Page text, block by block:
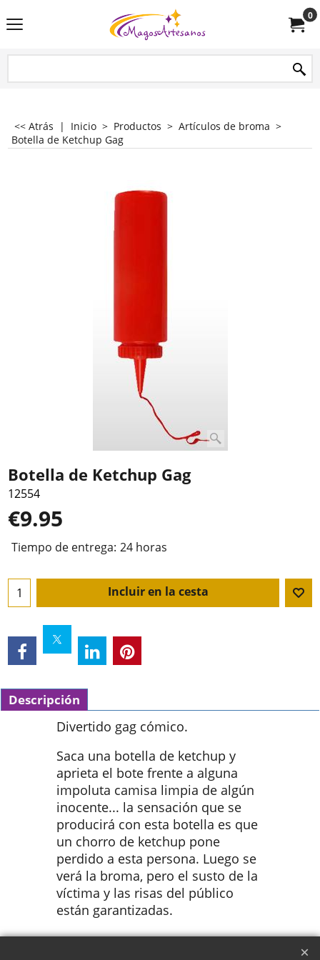
0
<< Atrás | Inicio > Productos > Artículos de broma >
Botella de Ketchup Gag
Botella de Ketchup Gag
12554
€9.95
Tiempo de entrega: 24 horas
Incluir en la cesta
Descripción
Divertido gag cómico.
Saca una botella de ketchup y
aprieta el bote frente a alguna
impoluta camisa limpia de algún
inocente... la sensación que se
producirá con esta botella es que
un chorro de ketchup pone
perdido a esta persona. Luego se
verá la broma, pero el susto de la
víctima y las risas del público
están garantizadas.